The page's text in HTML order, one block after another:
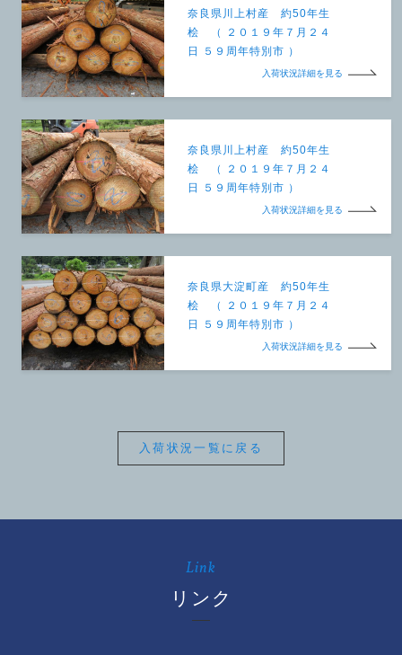
奈良県川上村産 約50年生
桧 （ ２０１９年７月２４
日 ５９周年特別市 ）
入荷状況詳細を見る
奈良県川上村産 約50年生
桧 （ ２０１９年７月２４
日 ５９周年特別市 ）
入荷状況詳細を見る
奈良県大淀町産 約50年生
桧 （ ２０１９年７月２４
日 ５９周年特別市 ）
入荷状況詳細を見る
入荷状況一覧に戻る
Link
リンク